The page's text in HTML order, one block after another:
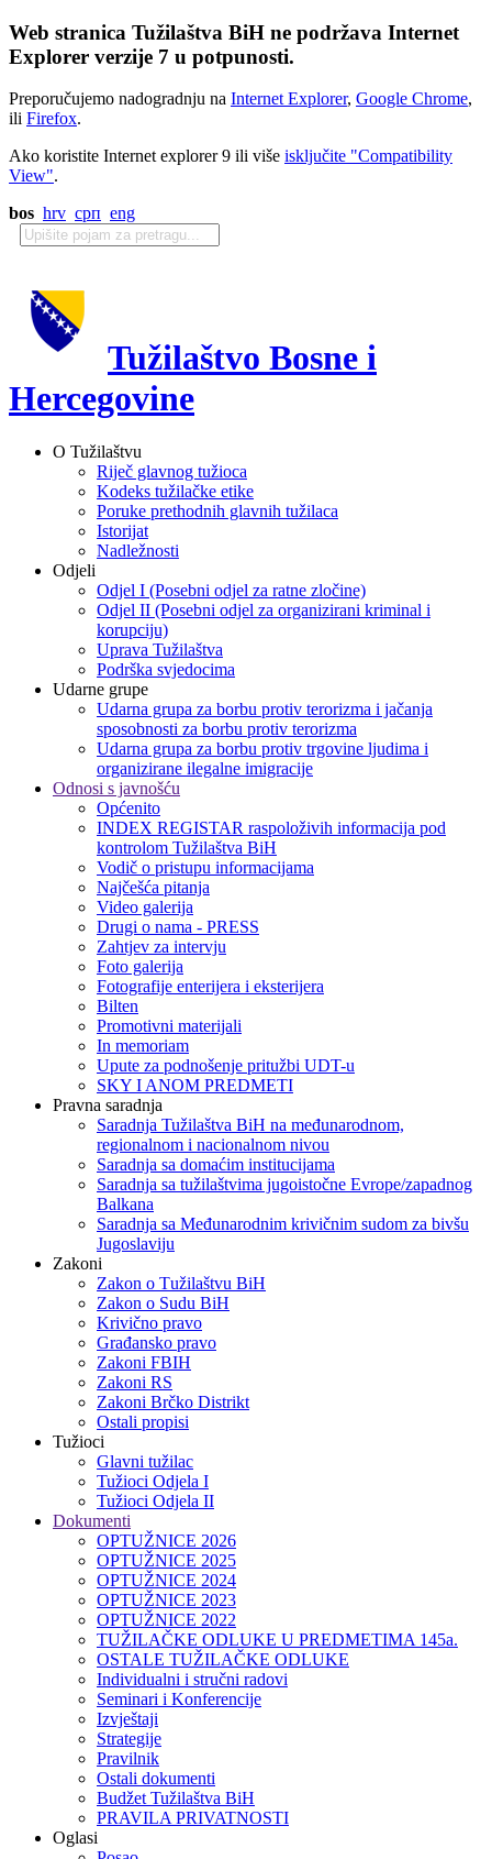
Web stranica Tužilaštva BiH ne podržava Internet
Explorer verzije 7 u potpunosti.
Preporučujemo nadogradnju na Internet Explorer, Google Chrome,
ili Firefox.
Ako koristite Internet explorer 9 ili više isključite "Compatibility
View".
bos hrv срп eng
Tužilaštvo Bosne i
Hercegovine
O Tužilaštvu
Riječ glavnog tužioca
Kodeks tužilačke etike
Poruke prethodnih glavnih tužilaca
Istorijat
Nadležnosti
Odjeli
Odjel I (Posebni odjel za ratne zločine)
Odjel II (Posebni odjel za organizirani kriminal i
korupciju)
Uprava Tužilaštva
Podrška svjedocima
Udarne grupe
Udarna grupa za borbu protiv terorizma i jačanja
sposobnosti za borbu protiv terorizma
Udarna grupa za borbu protiv trgovine ljudima i
organizirane ilegalne imigracije
Odnosi s javnošću
Općenito
INDEX REGISTAR raspoloživih informacija pod
kontrolom Tužilaštva BiH
Vodič o pristupu informacijama
Najčešća pitanja
Video galerija
Drugi o nama - PRESS
Zahtjev za intervju
Foto galerija
Fotografije enterijera i eksterijera
Bilten
Promotivni materijali
In memoriam
Upute za podnošenje pritužbi UDT-u
SKY I ANOM PREDMETI
Pravna saradnja
Saradnja Tužilaštva BiH na međunarodnom,
regionalnom i nacionalnom nivou
Saradnja sa domaćim institucijama
Saradnja sa tužilaštvima jugoistočne Evrope/zapadnog
Balkana
Saradnja sa Međunarodnim krivičnim sudom za bivšu
Jugoslaviju
Zakoni
Zakon o Тužilaštvu BiH
Zakon o Sudu BiH
Krivično pravo
Građansko pravo
Zakoni FBIH
Zakoni RS
Zakoni Brčko Distrikt
Ostali propisi
Tužioci
Glavni tužilac
Tužioci Odjela I
Tužioci Odjela II
Dokumenti
OPTUŽNICE 2026
OPTUŽNICE 2025
OPTUŽNICE 2024
OPTUŽNICE 2023
OPTUŽNICE 2022
TUŽILAČKE ODLUKE U PREDMETIMA 145a.
OSTALE TUŽILAČKE ODLUKE
Individualni i stručni radovi
Seminari i Konferencije
Izvještaji
Strategije
Pravilnik
Ostali dokumenti
Budžet Tužilaštva BiH
PRAVILA PRIVATNOSTI
Oglasi